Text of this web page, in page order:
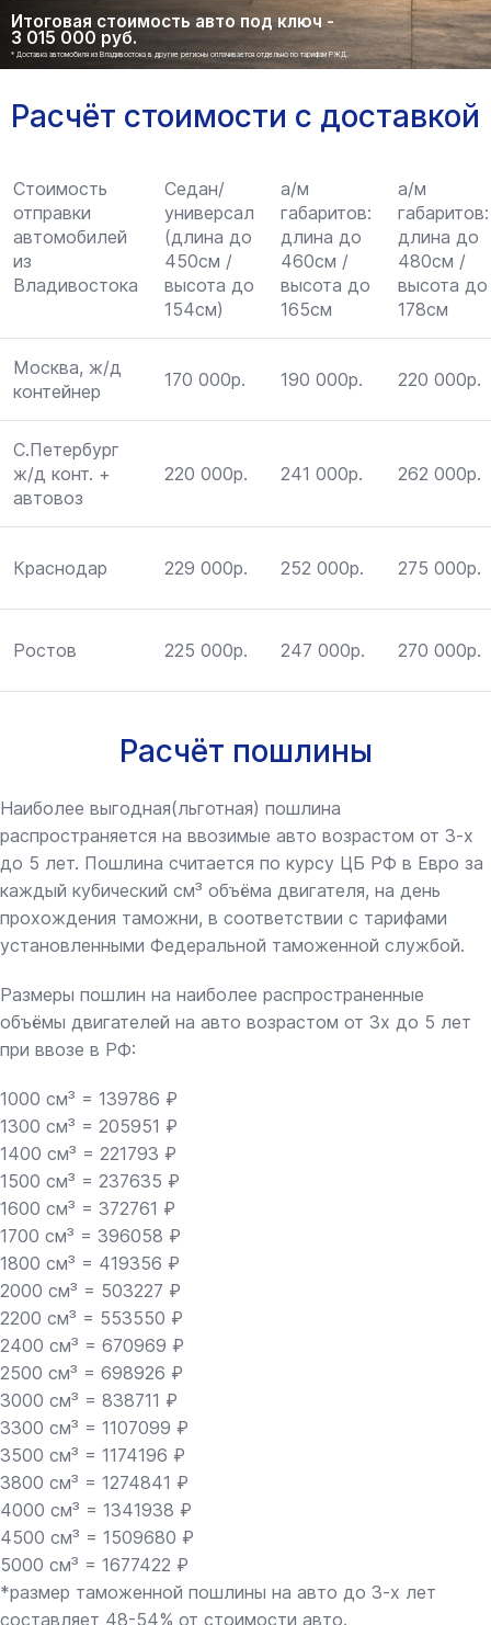
Итоговая стоимость авто под ключ -
3 015 000 руб.
* Доставка автомобиля из Владивостока в другие регионы оплачивается отдельно по тарифам РЖД.
Расчёт стоимости с доставкой
Стоимость
отправки
автомобилей
из
Владивостока
Седан/
универсал
(длина до
450см /
высота до
154см)
а/м
габаритов:
длина до
460см /
высота до
165см
а/м
габаритов:
длина до
480см /
высота до
178см
Москва, ж/д
контейнер
170 000р. 190 000р. 220 000р.
С.Петербург
ж/д конт. +
автовоз
220 000р. 241 000р. 262 000р.
Краснодар 229 000р. 252 000р. 275 000р.
Ростов 225 000р. 247 000р. 270 000р.
Расчёт пошлины
Наиболее выгодная(льготная) пошлина
распространяется на ввозимые авто возрастом от 3-х
до 5 лет. Пошлина считается по курсу ЦБ РФ в Евро за
каждый кубический см³ объёма двигателя, на день
прохождения таможни, в соответствии с тарифами
установленными Федеральной таможенной службой.
Размеры пошлин на наиболее распространенные
объёмы двигателей на авто возрастом от 3х до 5 лет
при ввозе в РФ:
1000 см³ = 139786 ₽
1300 см³ = 205951 ₽
1400 см³ = 221793 ₽
1500 см³ = 237635 ₽
1600 см³ = 372761 ₽
1700 см³ = 396058 ₽
1800 см³ = 419356 ₽
2000 см³ = 503227 ₽
2200 см³ = 553550 ₽
2400 см³ = 670969 ₽
2500 см³ = 698926 ₽
3000 см³ = 838711 ₽
3300 см³ = 1107099 ₽
3500 см³ = 1174196 ₽
3800 см³ = 1274841 ₽
4000 см³ = 1341938 ₽
4500 см³ = 1509680 ₽
5000 см³ = 1677422 ₽
*размер таможенной пошлины на авто до 3-х лет
составляет 48-54% от стоимости авто.